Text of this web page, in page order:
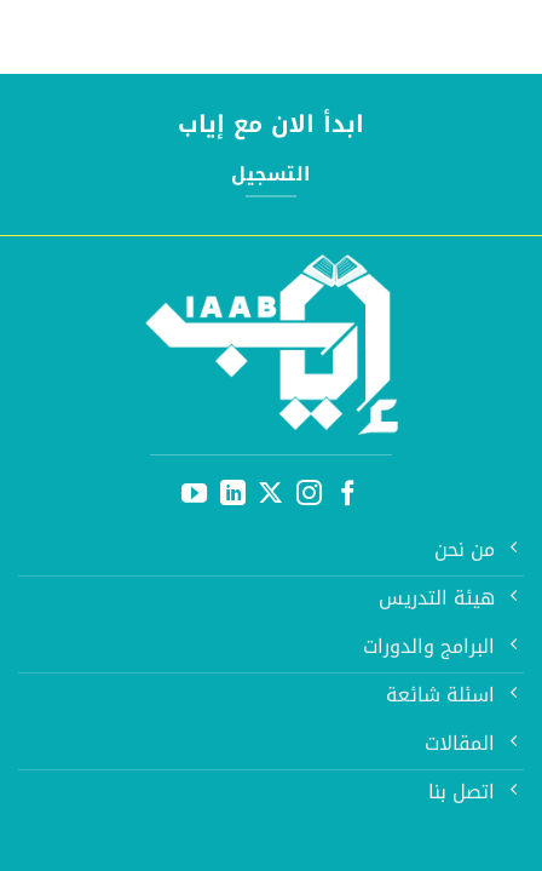
ابدأ الان مع إياب
التسجيل
من نحن
هيئة التدريس
البرامج والدورات
اسئلة شائعة
المقالات
اتصل بنا